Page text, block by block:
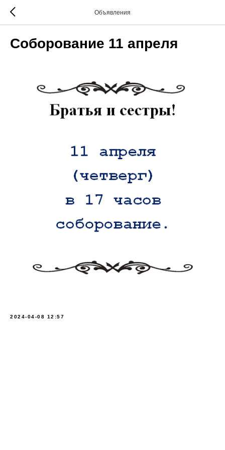
Объявления
Соборование 11 апреля
2024-04-08 12:57